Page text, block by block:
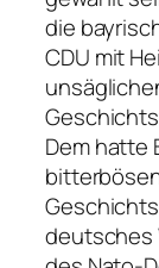
die
CDU mit
Dem hatte
deutsches